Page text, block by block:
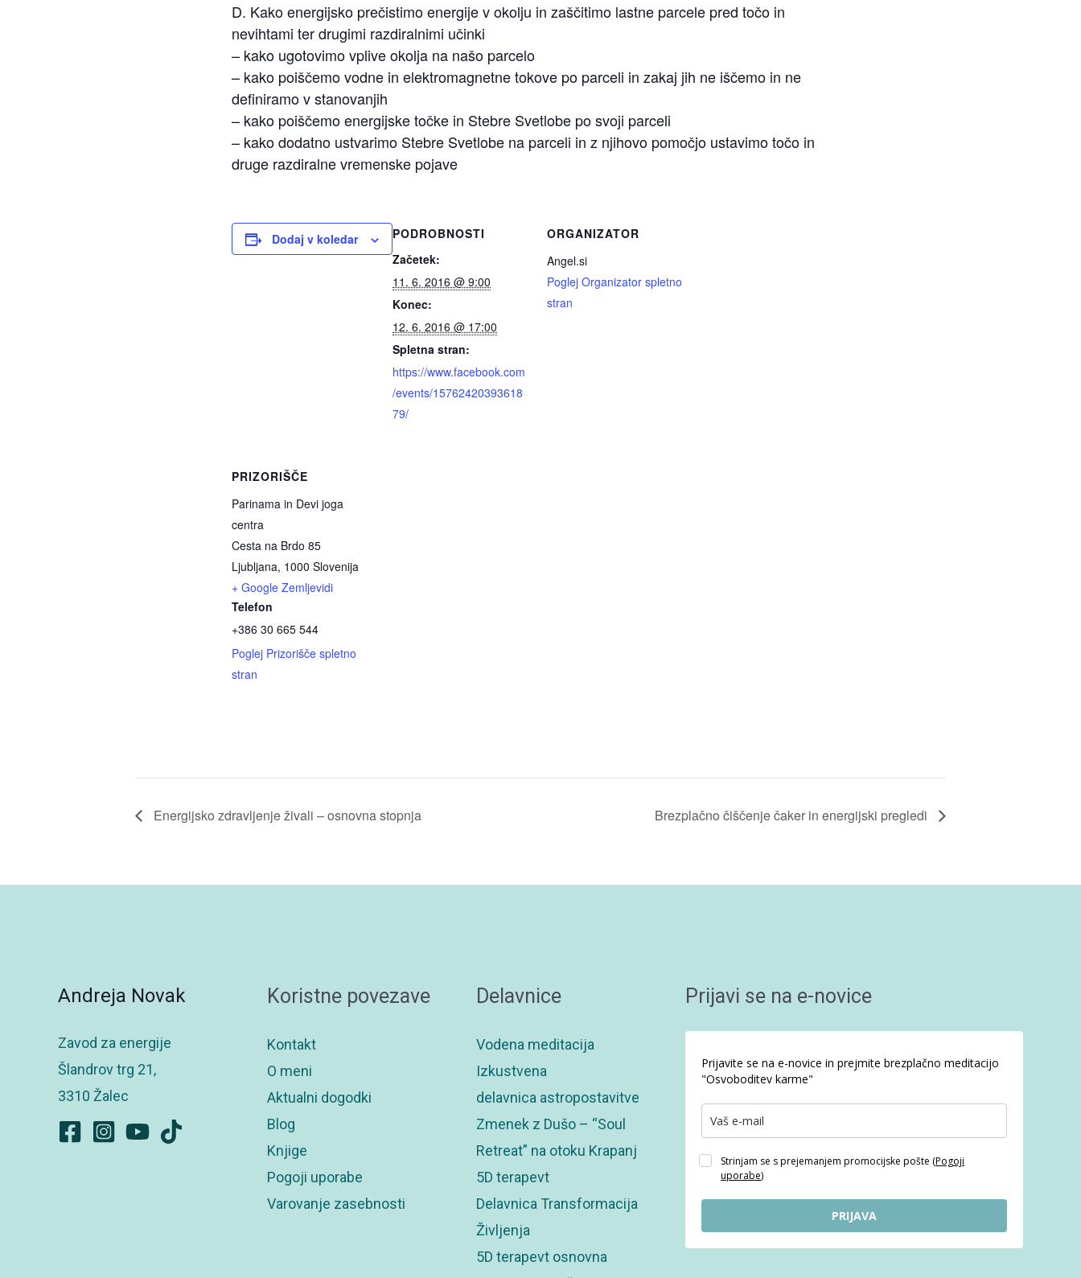
D. Kako energijsko prečistimo energije v okolju in zaščitimo lastne parcele pred točo in
nevihtami ter drugimi razdiralnimi učinki
– kako ugotovimo vplive okolja na našo parcelo
– kako poiščemo vodne in elektromagnetne tokove po parceli in zakaj jih ne iščemo in ne
definiramo v stanovanjih
– kako poiščemo energijske točke in Stebre Svetlobe po svoji parceli
– kako dodatno ustvarimo Stebre Svetlobe na parceli in z njihovo pomočjo ustavimo točo in
druge razdiralne vremenske pojave
Dodaj v koledar
PODROBNOSTI
Začetek:
11. 6. 2016 @ 9:00
Konec:
12. 6. 2016 @ 17:00
Spletna stran:
https://www.facebook.com
/events/15762420393618
79/
ORGANIZATOR
Angel.si
Poglej Organizator spletno
stran
PRIZORIŠČE
Parinama in Devi joga
centra
Cesta na Brdo 85
Ljubljana, 1000 Slovenija
+ Google Zemljevidi
Telefon
+386 30 665 544
Poglej Prizorišče spletno
stran
Energijsko zdravljenje živali – osnovna stopnja Brezplačno čiščenje čaker in energijski pregledi
Andreja Novak
Zavod za energije
Šlandrov trg 21,
3310 Žalec
Koristne povezave
Kontakt
O meni
Aktualni dogodki
Blog
Knjige
Pogoji uporabe
Varovanje zasebnosti
Delavnice
Vodena meditacija
Izkustvena
delavnica astropostavitve
Zmenek z Dušo – “Soul
Retreat” na otoku Krapanj
5D terapevt
Delavnica Transformacija
Življenja
5D terapevt osnovna
Prijavi se na e-novice
Prijavite se na e-novice in prejmite brezplačno meditacijo
"Osvoboditev karme"
Strinjam se s prejemanjem promocijske pošte (Pogoji
uporabe)
PRIJAVA